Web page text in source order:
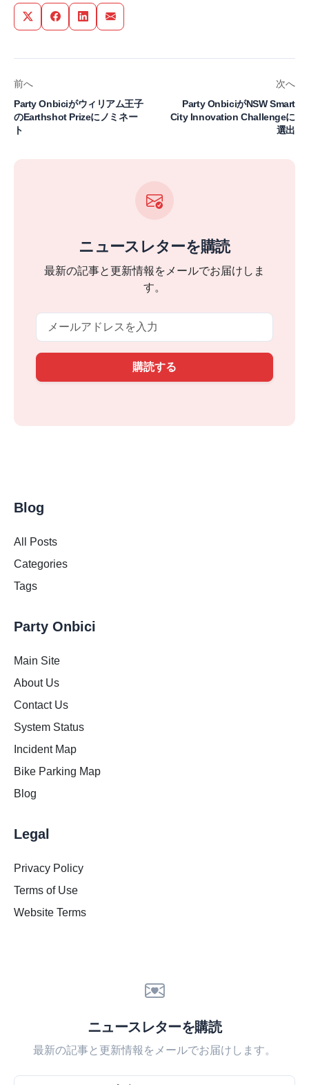
Share on Twitter
Share on Facebook
Share on LinkedIn
Share via Email
前へ
Party Onbiciがウィリアム王子
のEarthshot Prizeにノミネー
ト
次へ
Party OnbiciがNSW Smart
City Innovation Challengeに
選出
ニュースレターを購読
最新の記事と更新情報をメールでお届けしま
す。
購読する
Blog
All Posts
Categories
Tags
Party Onbici
Main Site
About Us
Contact Us
System Status
Incident Map
Bike Parking Map
Blog
Legal
Privacy Policy
Terms of Use
Website Terms
ニュースレターを購読
最新の記事と更新情報をメールでお届けします。